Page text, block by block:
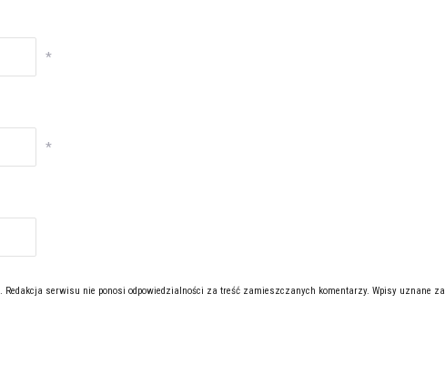
*
*
. Redakcja serwisu nie ponosi odpowiedzialności za treść zamieszczanych komentarzy. Wpisy uznane za